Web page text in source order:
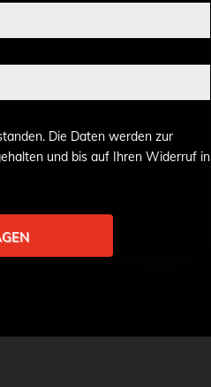
Die Daten werden zur
und bis auf Ihren Widerruf in